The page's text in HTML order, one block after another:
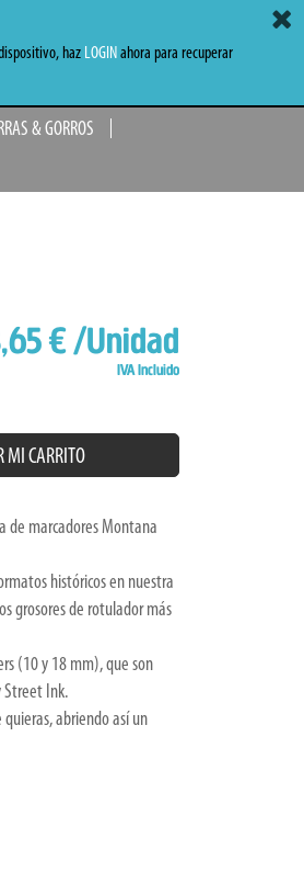
& GORROS
€/Unidad
IVA Incluido
MI CARRITO
de marcadores Montana
históricos en nuestra
grosores de rotulador más
(10 y 18 mm), que son
Street Ink.
abriendo así un
haz LOGINahora para recuperar